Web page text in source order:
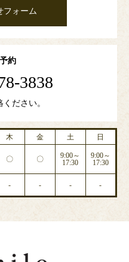
フォーム
約
3838
ださい。
木 金 土
日
〇 〇
9:00～
17:30
9:00～
17:30
- - - -